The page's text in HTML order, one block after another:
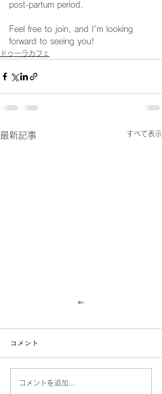
post-partum period.
Feel free to join, and I'm looking
forward to seeing you!
ドゥーラカフェ
最新記事 すべて表示
オンライン Doula Cafe
コメント
コメントを追加…